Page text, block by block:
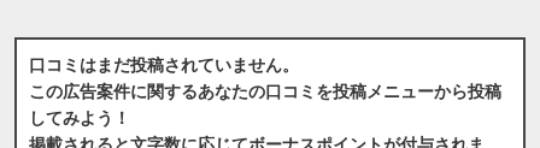
口コミはまだ投稿されていません。
この広告案件に関するあなたの口コミを投稿メニューから投稿
してみよう！
掲載されると文字数に応じてボーナスポイントが付与されま